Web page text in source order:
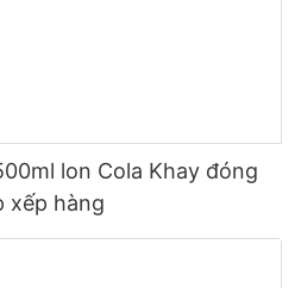
lon Cola Khay đóng
xếp hàng